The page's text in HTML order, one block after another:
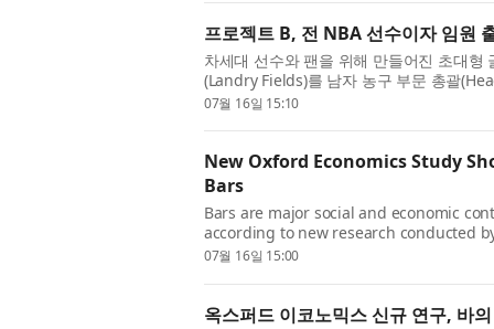
프로젝트 B, 전 NBA 선수이자 임원
차세대 선수와 팬을 위해 만들어진 초대형
(Landry Fields)를 남자 농구 부문 총괄
트 B가 창립 초기부터 전 세계 최고의 여자
07월 16일 15:10
New Oxford Economics Study
Bars
Bars are major social and economic
according to new research conducted
InBev, examined the economic and
07월 16일 15:00
옥스퍼드 이코노믹스 신규 연구, 바